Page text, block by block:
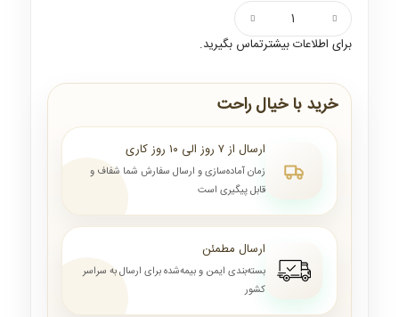
برای اطلاعات بیشترتماس بگیرید.
خرید با خیال راحت
ارسال از ۷ روز الی ۱۰ روز کاری
زمان آماده‌سازی و ارسال سفارش شما شفاف و
قابل پیگیری است
ارسال مطمئن
بسته‌بندی ایمن و بیمه‌شده برای ارسال به سراسر
کشور